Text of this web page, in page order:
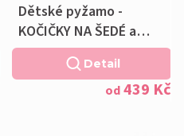
Dětské pyžamo -
KOČIČKY NA ŠEDÉ a
Polštářek ZDARMA
od439 Kč
Detail